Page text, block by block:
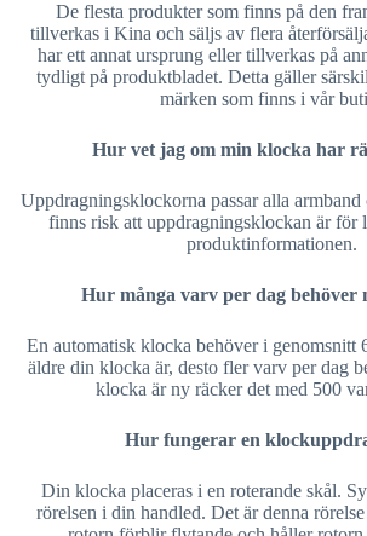
De flesta produkter som finns på den
tillverkas i Kina och säljs av flera
har ett annat ursprung eller tillverkas på
tydligt på produktbladet. Detta gäller
märken som finns i vår
Hur vet jag om min klocka har
Uppdragningsklockorna passar alla
finns risk att uppdragningsklockan är för
produktinformationen.
Hur många varv per dag behöver
En automatisk klocka behöver i genomsnitt
äldre din klocka är, desto fler varv per dag
klocka är ny räcker det med 500
Hur fungerar en
Din klocka placeras i en roterande skål.
rörelsen i din handled. Det är denna